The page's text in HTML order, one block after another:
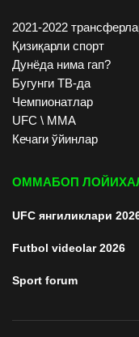
2021-2022
Қизиқарли спорт
Дунёда нима гап?
Бугунги ТВ-да
Чемпионатлар
UFC \ ММА
Кечаги ўйинлар
ОММАБОП
UFC янгиликлари
Futbol videolar 2026
Sport forum